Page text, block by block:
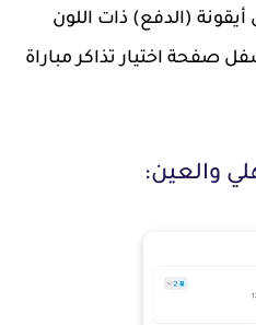
(الدفع) ذات اللون
صفحة اختيار تذاكر مباراة
والعين: